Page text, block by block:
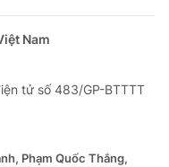
Nam
tử số 483/GP-BTTTT
Phạm Quốc Thắng,